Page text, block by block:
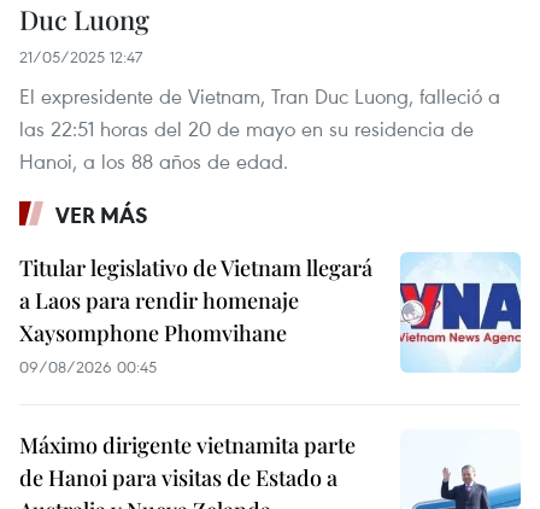
Duc Luong
21/05/2025 12:47
El expresidente de Vietnam, Tran Duc Luong, falleció a
las 22:51 horas del 20 de mayo en su residencia de
Hanoi, a los 88 años de edad.
VER MÁS
Titular legislativo de Vietnam llegará
a Laos para rendir homenaje
Xaysomphone Phomvihane
09/08/2026 00:45
Máximo dirigente vietnamita parte
de Hanoi para visitas de Estado a